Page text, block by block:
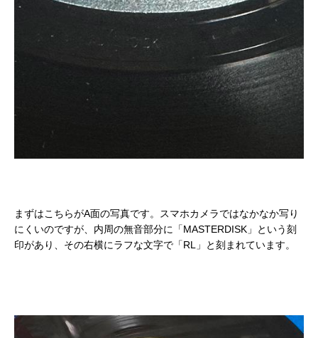
まずはこちらがA面の写真です。スマホカメラではなかなか写り
にくいのですが、内周の無音部分に「MASTERDISK」という刻
印があり、その右横にラフな文字で「RL」と刻まれています。